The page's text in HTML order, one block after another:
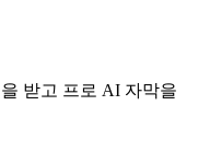
을 받고 프로 AI 자막을